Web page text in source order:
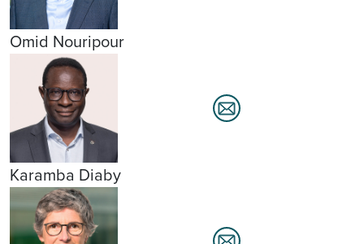
Omid Nouripour
Karamba Diaby